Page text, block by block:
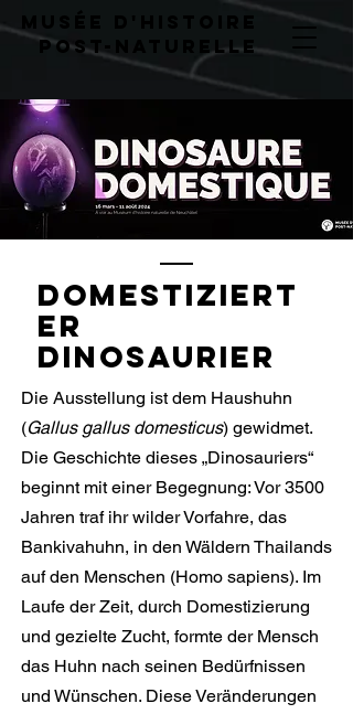
post-naturelLE
Domestiziert
er
Dinosaurier
Die Ausstellung ist dem Haushuhn
(Gallus gallus domesticus) gewidmet.
Die Geschichte dieses „Dinosauriers“
beginnt mit einer Begegnung: Vor 3500
Jahren traf ihr wilder Vorfahre, das
Bankivahuhn, in den Wäldern Thailands
auf den Menschen (Homo sapiens). Im
Laufe der Zeit, durch Domestizierung
und gezielte Zucht, formte der Mensch
das Huhn nach seinen Bedürfnissen
und Wünschen. Diese Veränderungen